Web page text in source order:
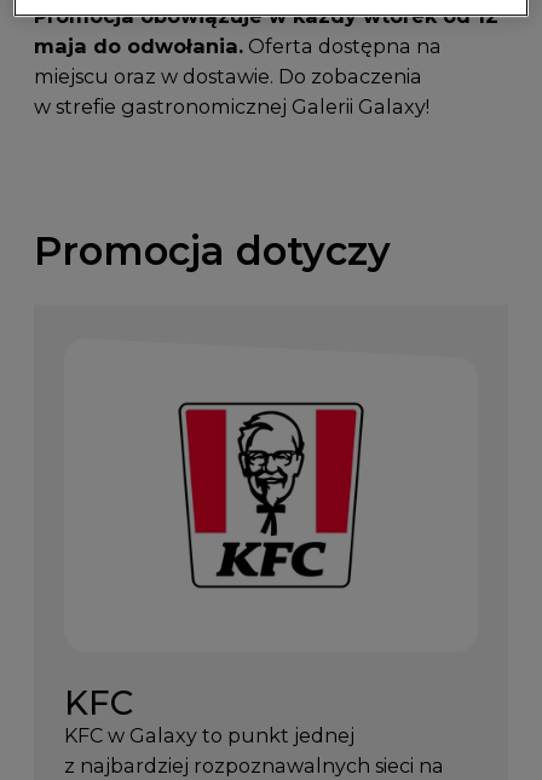
Promocja obowiązuje w każdy wtorek od 12
maja do odwołania.Oferta dostępna na
miejscu oraz w dostawie. Do zobaczenia
w strefie gastronomicznej Galerii Galaxy!
Promocja dotyczy
KFC
KFC w Galaxy to punkt jednej
z najbardziej rozpoznawalnych sieci na